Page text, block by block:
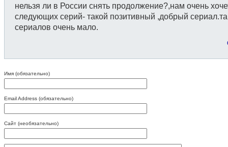
нельзя ли в России снять продолжение?,нам очень
следующих серий- такой позитивный ,добрый
сериалов очень мало.
Имя (обязательно)
Email Address (обязательно)
Сайт (необязательно)